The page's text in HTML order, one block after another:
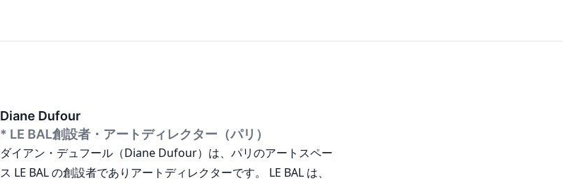
Diane Dufour
* LE BAL創設者・アートディレクター（パリ）
ダイアン・デュフール（Diane Dufour）は、パリのアートスペー
ス LE BAL の創設者でありアートディレクターです。 LE BAL は、